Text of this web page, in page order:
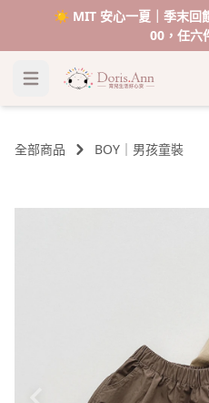
☀️ MIT 安心一夏｜季末
00，任六
全部商品 BOY｜男孩童裝